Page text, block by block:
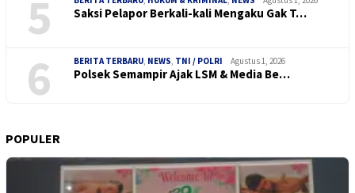
5 Saksi Pelapor Berkali-kali Mengaku Gak T…
6 BERITA TERBARU NEWS TNI / POLRI Agustus 1, 2026
Polsek Semampir Ajak LSM & Media Be…
POPULER